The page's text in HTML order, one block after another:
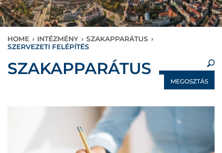
HOME › INTÉZMÉNY › SZAKAPPARÁTUS ›
SZERVEZETI FELÉPÍTÉS
×
SZAKAPPARÁTUS
MEGOSZTÁS